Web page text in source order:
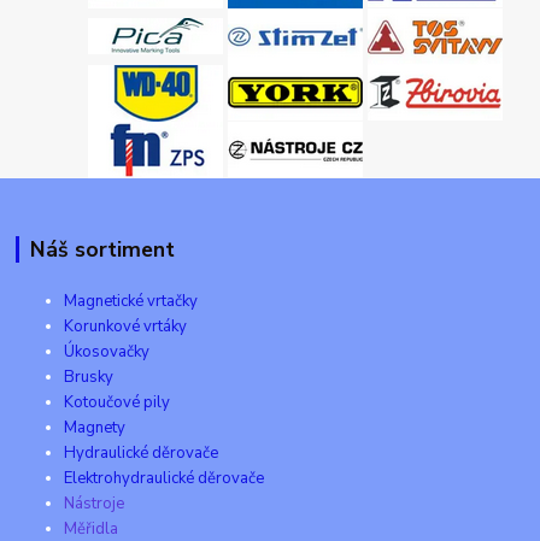
Náš sortiment
Magnetické vrtačky
Korunkové vrtáky
Úkosovačky
Brusky
Kotoučové pily
Magnety
Hydraulické děrovače
Elektrohydraulické děrovače
Nástroje
Měřidla